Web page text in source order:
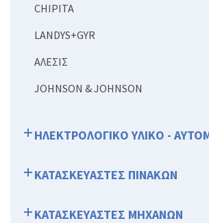
CHIPITA
LANDYS+GYR
ΑΛΕΣΙΣ
JOHNSON & JOHNSON
ΗΛΕΚΤΡΟΛΟΓΙΚΟ ΥΛΙΚΟ -
ΚΑΤΑΣΚΕΥΑΣΤΕΣ ΠΙΝΑΚΩΝ
ΚΑΤΑΣΚΕΥΑΣΤΕΣ ΜΗΧΑΝΩΝ